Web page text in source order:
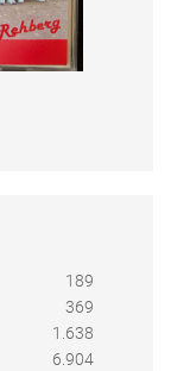
189
369
1.638
6.904